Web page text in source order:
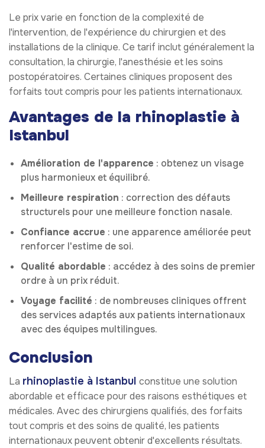
Le prix varie en fonction de la complexité de
l'intervention, de l'expérience du chirurgien et des
installations de la clinique. Ce tarif inclut généralement la
consultation, la chirurgie, l'anesthésie et les soins
postopératoires. Certaines cliniques proposent des
forfaits tout compris pour les patients internationaux.
Avantages de la rhinoplastie à
Istanbul
Amélioration de l'apparence : obtenez un visage
plus harmonieux et équilibré.
Meilleure respiration : correction des défauts
structurels pour une meilleure fonction nasale.
Confiance accrue : une apparence améliorée peut
renforcer l'estime de soi.
Qualité abordable : accédez à des soins de premier
ordre à un prix réduit.
Voyage facilité : de nombreuses cliniques offrent
des services adaptés aux patients internationaux
avec des équipes multilingues.
Conclusion
La rhinoplastie à Istanbul constitue une solution
abordable et efficace pour des raisons esthétiques et
médicales. Avec des chirurgiens qualifiés, des forfaits
tout compris et des soins de qualité, les patients
internationaux peuvent obtenir d'excellents résultats.